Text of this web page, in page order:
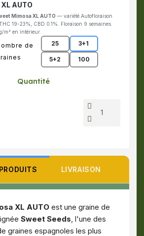
AUTO
Mimosa XL AUTO — variété Autofloraison
THC 19-23%, CBD 0.1%. Floraison 9 semaines.
m² en intérieur.
de
25 3+1
5+2 100
Quantité
LIVRAISON
XL AUTO est une graine de
Sweet Seeds, l'une des
graines espagnoles les plus